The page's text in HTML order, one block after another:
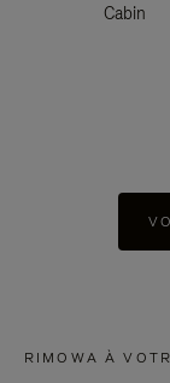
Cabin
RIMOWA À